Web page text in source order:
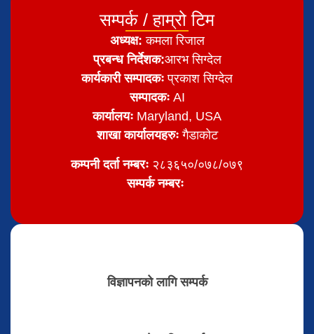
सम्पर्क / हाम्रो टिम
अध्यक्ष:कमला रिजाल
प्रबन्ध निर्देशक:आरभ सिग्देल
कार्यकारी सम्पादकः प्रकाश सिग्देल
सम्पादकःAI
कार्यालयः Maryland, USA
शाखा कार्यालयहरुःगैडाकोट
कम्पनी दर्ता नम्बरः २८३६५०/०७८/०७९
सम्पर्क नम्बरः
विज्ञापनको लागि सम्पर्क